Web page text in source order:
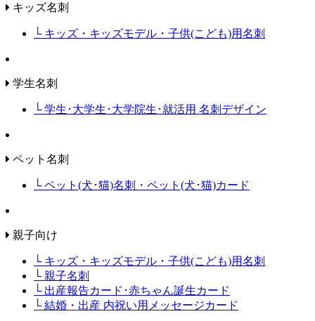
キッズ名刺
└ キッズ・キッズモデル・子供(こども)用名刺
学生名刺
└ 学生･大学生･大学院生･就活用 名刺デザイン
ペット名刺
└ ペット(犬･猫)名刺・ペット(犬･猫)カード
親子向け
└ キッズ・キッズモデル・子供(こども)用名刺
└ 親子名刺
└ 出産報告カード･赤ちゃん誕生カード
└ 結婚・出産 内祝い用メッセージカード